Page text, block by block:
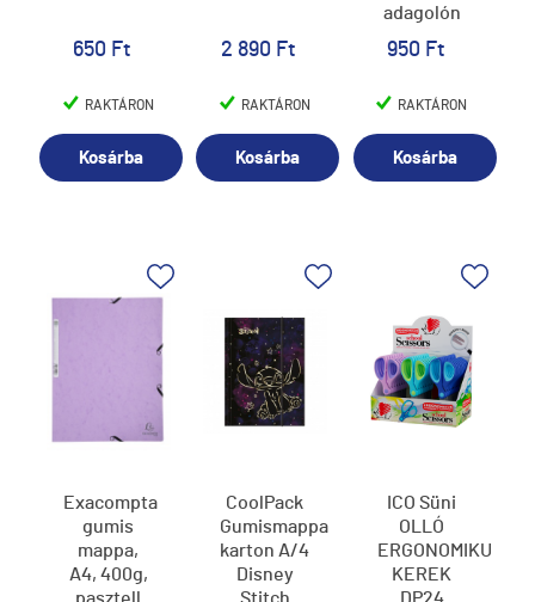
650 Ft
RAKTÁRON
Kosárba
2 890 Ft
RAKTÁRON
Kosárba
adagolón
950 Ft
RAKTÁRON
Kosárba
Exacompta
gumis
mappa,
A4, 400g,
CoolPack
Gumismappa
karton A/4
Disney
ICO Süni
OLLÓ
ERGONOMIKUS
KEREK